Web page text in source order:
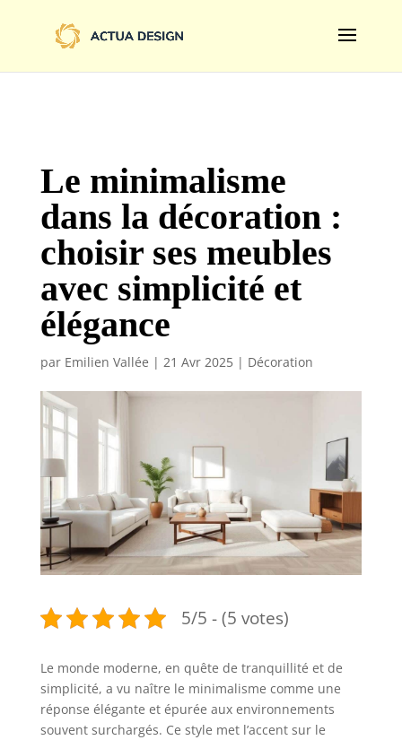
family=Limelight&display=swap');
Le minimalisme
dans la décoration :
choisir ses meubles
avec simplicité et
élégance
par Emilien Vallée | 21 Avr 2025| Décoration
5/5 - (5 votes)
Le monde moderne, en quête de tranquillité et de
simplicité, a vu naître le minimalisme comme une
réponse élégante et épurée aux environnements
souvent surchargés. Ce style met l’accent sur le